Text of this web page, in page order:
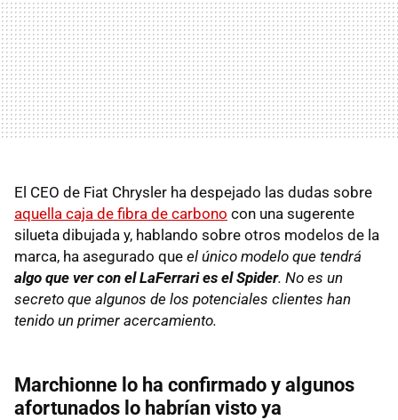
El CEO de Fiat Chrysler ha despejado las dudas sobre
aquella caja de fibra de carbono con una sugerente
silueta dibujada y, hablando sobre otros modelos de la
marca, ha asegurado que el único modelo que tendrá
algo que ver con el LaFerrari es el Spider. No es un
secreto que algunos de los potenciales clientes han
tenido un primer acercamiento.
Marchionne lo ha confirmado y algunos
afortunados lo habrían visto ya